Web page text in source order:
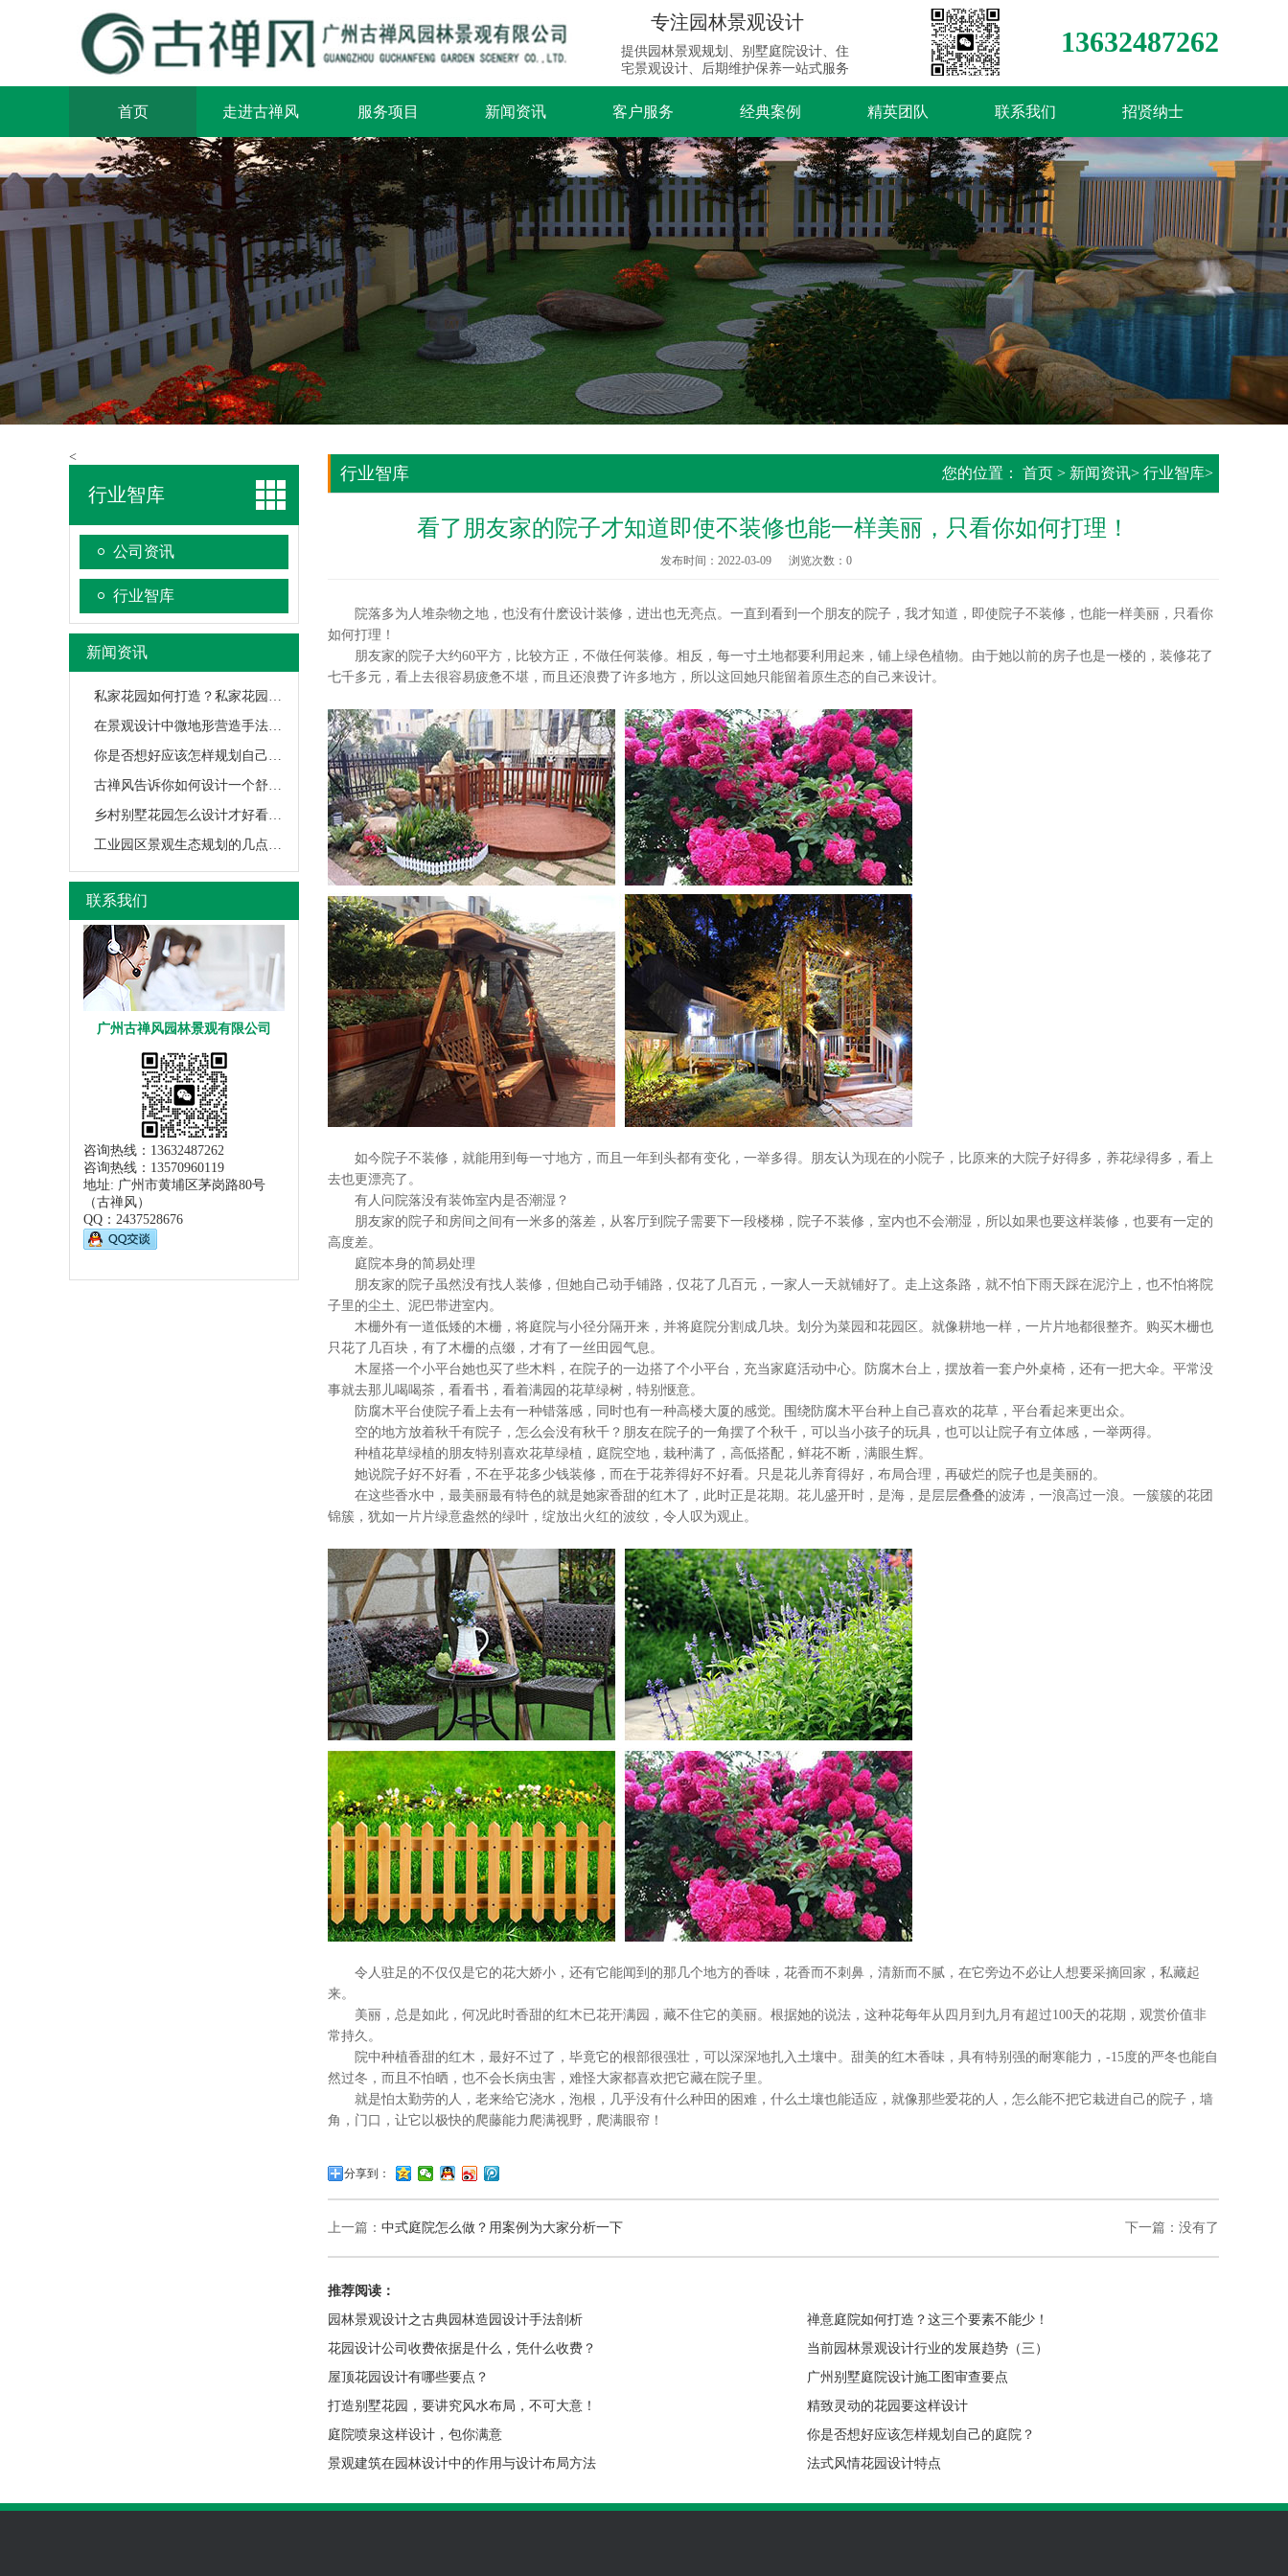
专注园林景观设计
提供园林景观规划、别墅庭院设计、住
宅景观设计、后期维护保养一站式服务
13632487262
首页 走进古禅风 服务项目 新闻资讯 客户服务 经典案例 精英团队 联系我们 招贤纳士
<
行业智库
公司资讯
行业智库
新闻资讯
私家花园如何打造？私家花园设计手法有哪些？
在景观设计中微地形营造手法是怎样的？
你是否想好应该怎样规划自己的庭院？
古禅风告诉你如何设计一个舒适的庭院
乡村别墅花园怎么设计才好看？我们给你支招！
工业园区景观生态规划的几点经验，希望对大家有帮助
联系我们
广州古禅风园林景观有限公司
咨询热线：13632487262
咨询热线：13570960119
地址: 广州市黄埔区茅岗路80号
（古禅风）
QQ： 2437528676
行业智库 您的位置： 首页 > 新闻资讯> 行业智库>
看了朋友家的院子才知道即使不装修也能一样美丽，只看你如何打理！
发布时间：2022-03-09 浏览次数： 0
院落多为人堆杂物之地，也没有什麽设计装修，进出也无亮点。一直到看到一个朋友的院子，我才知道，即使院子不装修，也能一样美丽，只看你
如何打理！
朋友家的院子大约60平方，比较方正，不做任何装修。相反，每一寸土地都要利用起来，铺上绿色植物。由于她以前的房子也是一楼的，装修花了
七千多元，看上去很容易疲惫不堪，而且还浪费了许多地方，所以这回她只能留着原生态的自己来设计。
如今院子不装修，就能用到每一寸地方，而且一年到头都有变化，一举多得。朋友认为现在的小院子，比原来的大院子好得多，养花绿得多，看上
去也更漂亮了。
有人问院落没有装饰室内是否潮湿？
朋友家的院子和房间之间有一米多的落差，从客厅到院子需要下一段楼梯，院子不装修，室内也不会潮湿，所以如果也要这样装修，也要有一定的
高度差。
庭院本身的简易处理
朋友家的院子虽然没有找人装修，但她自己动手铺路，仅花了几百元，一家人一天就铺好了。走上这条路，就不怕下雨天踩在泥泞上，也不怕将院
子里的尘土、泥巴带进室内。
木栅外有一道低矮的木栅，将庭院与小径分隔开来，并将庭院分割成几块。划分为菜园和花园区。就像耕地一样，一片片地都很整齐。购买木栅也
只花了几百块，有了木栅的点缀，才有了一丝田园气息。
木屋搭一个小平台她也买了些木料，在院子的一边搭了个小平台，充当家庭活动中心。防腐木台上，摆放着一套户外桌椅，还有一把大伞。平常没
事就去那儿喝喝茶，看看书，看着满园的花草绿树，特别惬意。
防腐木平台使院子看上去有一种错落感，同时也有一种高楼大厦的感觉。围绕防腐木平台种上自己喜欢的花草，平台看起来更出众。
空的地方放着秋千有院子，怎么会没有秋千？朋友在院子的一角摆了个秋千，可以当小孩子的玩具，也可以让院子有立体感，一举两得。
种植花草绿植的朋友特别喜欢花草绿植，庭院空地，栽种满了，高低搭配，鲜花不断，满眼生辉。
她说院子好不好看，不在乎花多少钱装修，而在于花养得好不好看。只是花儿养育得好，布局合理，再破烂的院子也是美丽的。
在这些香水中，最美丽最有特色的就是她家香甜的红木了，此时正是花期。花儿盛开时，是海，是层层叠叠的波涛，一浪高过一浪。一簇簇的花团
锦簇，犹如一片片绿意盎然的绿叶，绽放出火红的波纹，令人叹为观止。
令人驻足的不仅仅是它的花大娇小，还有它能闻到的那几个地方的香味，花香而不刺鼻，清新而不腻，在它旁边不必让人想要采摘回家，私藏起
来。
美丽，总是如此，何况此时香甜的红木已花开满园，藏不住它的美丽。根据她的说法，这种花每年从四月到九月有超过100天的花期，观赏价值非
常持久。
院中种植香甜的红木，最好不过了，毕竟它的根部很强壮，可以深深地扎入土壤中。甜美的红木香味，具有特别强的耐寒能力，-15度的严冬也能自
然过冬，而且不怕晒，也不会长病虫害，难怪大家都喜欢把它藏在院子里。
就是怕太勤劳的人，老来给它浇水，泡根，几乎没有什么种田的困难，什么土壤也能适应，就像那些爱花的人，怎么能不把它栽进自己的院子，墙
角，门口，让它以极快的爬藤能力爬满视野，爬满眼帘！
分享到：
上一篇： 中式庭院怎么做？用案例为大家分析一下 下一篇：没有了
推荐阅读：
园林景观设计之古典园林造园设计手法剖析
花园设计公司收费依据是什么，凭什么收费？
屋顶花园设计有哪些要点？
打造别墅花园，要讲究风水布局，不可大意！
庭院喷泉这样设计，包你满意
景观建筑在园林设计中的作用与设计布局方法
禅意庭院如何打造？这三个要素不能少！
当前园林景观设计行业的发展趋势（三）
广州别墅庭院设计施工图审查要点
精致灵动的花园要这样设计
你是否想好应该怎样规划自己的庭院？
法式风情花园设计特点